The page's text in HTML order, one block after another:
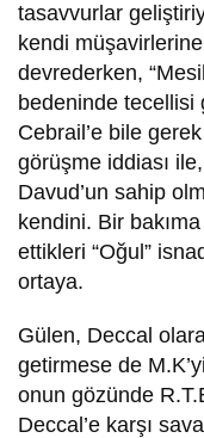
tasavvurlar
kendi
devrederken,
bedeninde tecellisi
Cebrail’e bile
görüşme iddiası
Davud’un sahip
kendini. Bir
ettikleri “Oğul”
ortaya.
Gülen, Deccal
getirmese de
onun gözünde
Deccal’e karşı